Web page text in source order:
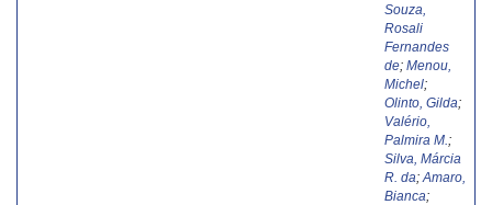
Souza,
Rosali
Fernandes
de; Menou,
Michel;
Olinto, Gilda;
Valério,
Palmira M. ;
Silva, Márcia
R. da; Amaro,
Bianca;